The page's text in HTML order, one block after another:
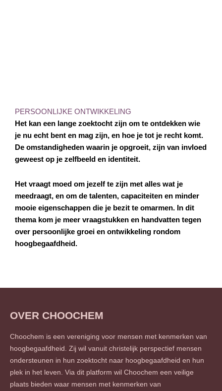
PERSOONLIJKE ONTWIKKELING
Het kan een lange zoektocht zijn om te ontdekken wie
je nu echt bent en mag zijn, en hoe je tot je recht komt.
De omstandigheden waarin je opgroeit, zijn van invloed
geweest op je zelfbeeld en identiteit.
Het vraagt moed om jezelf te zijn met alles wat je
meedraagt, en om de talenten, capaciteiten en minder
mooie eigenschappen die je bezit te omarmen. In dit
thema kom je meer vraagstukken en handvatten tegen
over persoonlijke groei en ontwikkeling rondom
hoogbegaafdheid.
OVER CHOOCHEM
Choochem is een vereniging voor mensen met kenmerken van
hoogbegaafdheid. Zij wil vanuit christelijk perspectief mensen
ondersteunen in hun zoektocht naar hoogbegaafdheid en hun
plek in het leven. Via dit platform wil Choochem een veilige
plaats bieden waar mensen met kenmerken van